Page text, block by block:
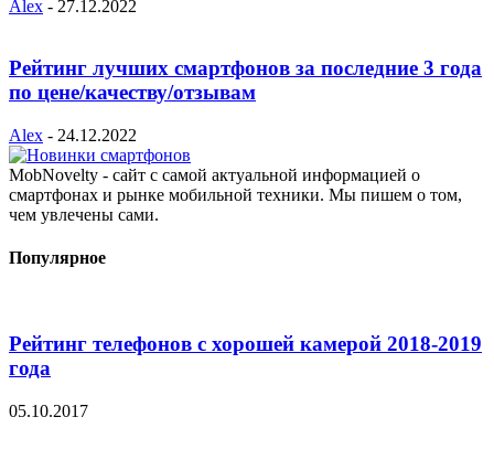
Alex - 27.12.2022
Рейтинг лучших смартфонов за последние 3 года
по цене/качеству/отзывам
Alex - 24.12.2022
MobNovelty - сайт с самой актуальной информацией о
смартфонах и рынке мобильной техники. Мы пишем о том,
чем увлечены сами.
Популярное
Рейтинг телефонов с хорошей камерой 2018-2019
года
05.10.2017